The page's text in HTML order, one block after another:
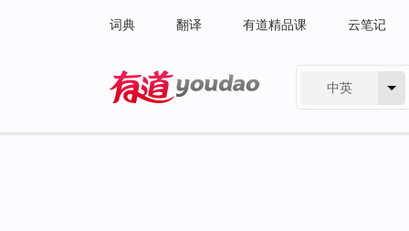
词典 翻译 有道精品课 云笔记
中英